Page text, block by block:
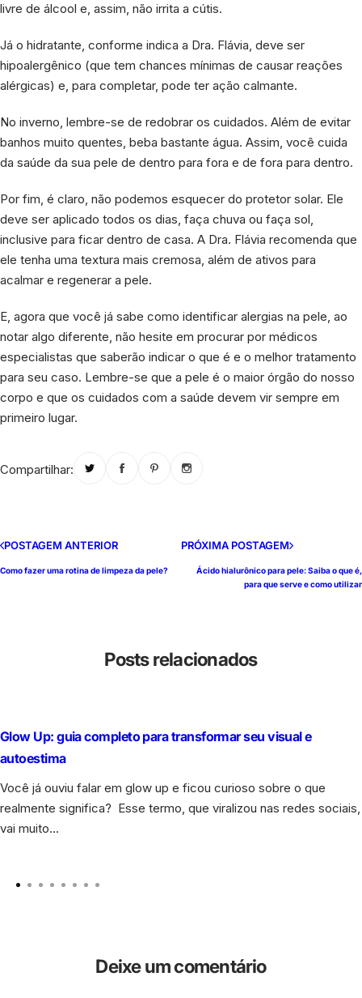
livre de álcool e, assim, não irrita a cútis.
Já o hidratante, conforme indica a Dra. Flávia, deve ser
hipoalergênico (que tem chances mínimas de causar reações
alérgicas) e, para completar, pode ter ação calmante.
No inverno, lembre-se de redobrar os cuidados. Além de evitar
banhos muito quentes, beba bastante água. Assim, você cuida
da saúde da sua pele de dentro para fora e de fora para dentro.
Por fim, é claro, não podemos esquecer do protetor solar. Ele
deve ser aplicado todos os dias, faça chuva ou faça sol,
inclusive para ficar dentro de casa. A Dra. Flávia recomenda que
ele tenha uma textura mais cremosa, além de ativos para
acalmar e regenerar a pele.
E, agora que você já sabe como identificar alergias na pele, ao
notar algo diferente, não hesite em procurar por médicos
especialistas que saberão indicar o que é e o melhor tratamento
para seu caso. Lembre-se que a pele é o maior órgão do nosso
corpo e que os cuidados com a saúde devem vir sempre em
primeiro lugar.
Compartilhar:
POSTAGEM ANTERIOR
Como fazer uma rotina de limpeza da pele?
PRÓXIMA POSTAGEM
Ácido hialurônico para pele: Saiba o que é,
para que serve e como utilizar
Posts relacionados
Glow Up: guia completo para transformar seu visual e
autoestima
Você já ouviu falar em glow up e ficou curioso sobre o que
realmente significa? Esse termo, que viralizou nas redes sociais,
vai muito...
Deixe um comentário